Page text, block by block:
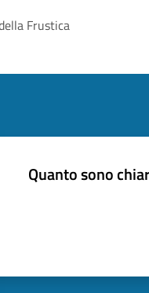
Frustica
Quanto sono